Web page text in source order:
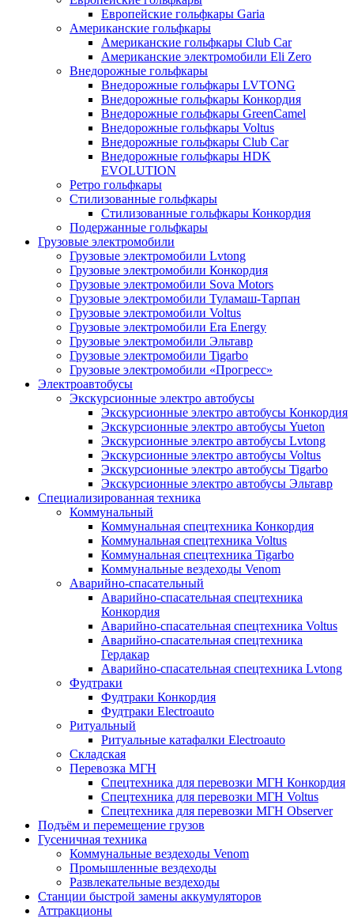
Европейские гольфкары Garia
Американские гольфкары
Американские гольфкары Club Car
Американские электромобили Eli Zero
Внедорожные гольфкары
Внедорожные гольфкары LVTONG
Внедорожные гольфкары Конкордия
Внедорожные гольфкары GreenCamel
Внедорожные гольфкары Voltus
Внедорожные гольфкары Club Car
Внедорожные гольфкары HDK
EVOLUTION
Ретро гольфкары
Стилизованные гольфкары
Стилизованные гольфкары Конкордия
Подержанные гольфкары
Грузовые электромобили
Грузовые электромобили Lvtong
Грузовые электромобили Конкордия
Грузовые электромобили Sova Motors
Грузовые электромобили Туламаш-Тарпан
Грузовые электромобили Voltus
Грузовые электромобили Era Energy
Грузовые электромобили Эльтавр
Грузовые электромобили Tigarbo
Грузовые электромобили «Прогресс»
Электроавтобусы
Экскурсионные электро автобусы
Экскурсионные электро автобусы Конкордия
Экскурсионные электро автобусы Yueton
Экскурсионные электро автобусы Lvtong
Экскурсионные электро автобусы Voltus
Экскурсионные электро автобусы Tigarbo
Экскурсионные электро автобусы Эльтавр
Специализированная техника
Коммунальный
Коммунальная спецтехника Конкордия
Коммунальная спецтехника Voltus
Коммунальная спецтехника Tigarbo
Коммунальные вездеходы Venom
Аварийно-спасательный
Аварийно-спасательная спецтехника
Конкордия
Аварийно-спасательная спецтехника Voltus
Аварийно-спасательная спецтехника
Гердакар
Аварийно-спасательная спецтехника Lvtong
Фудтраки
Фудтраки Конкордия
Фудтраки Electroauto
Ритуальный
Ритуальные катафалки Electroauto
Складская
Перевозка МГН
Спецтехника для перевозки МГН Конкордия
Спецтехника для перевозки МГН Voltus
Спецтехника для перевозки МГН Observer
Подъём и перемещение грузов
Гусеничная техника
Коммунальные вездеходы Venom
Промышленные вездеходы
Развлекательные вездеходы
Станции быстрой замены аккумуляторов
Аттракционы